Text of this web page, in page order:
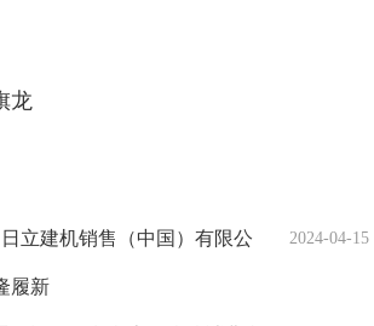
龙
2024-04-15
立建机销售（中国）有限公
履新